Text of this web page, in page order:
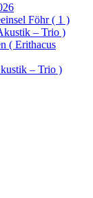
Föhr ( 1 )
– Trio )
( Erithacus
– Trio )